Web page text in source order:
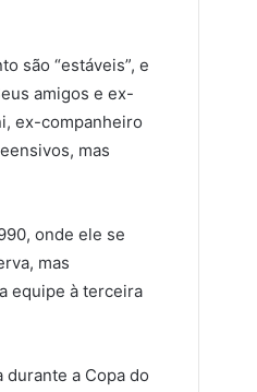
são “estáveis”, e
amigos e ex-
ex-companheiro
mas
onde ele se
mas
equipe à terceira
a Copa do